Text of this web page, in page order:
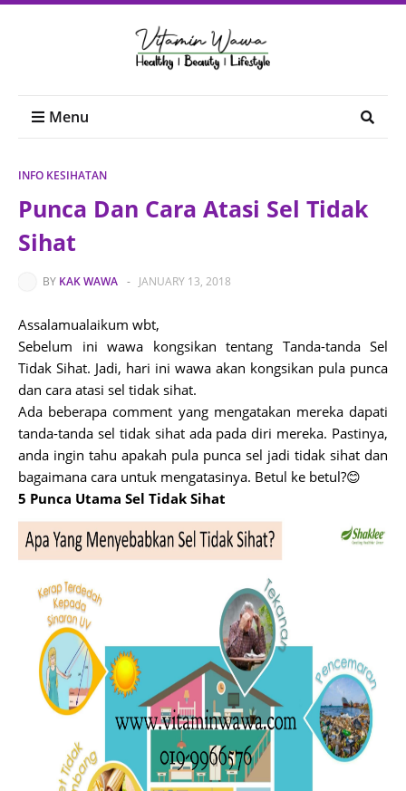
Menu
INFO KESIHATAN
Punca Dan Cara Atasi Sel Tidak
Sihat
BY KAK WAWA - JANUARY 13, 2018
Assalamualaikum wbt,
Sebelum ini wawa kongsikan tentang Tanda-tanda Sel
Tidak Sihat. Jadi, hari ini wawa akan kongsikan pula punca
dan cara atasi sel tidak sihat.
Ada beberapa comment yang mengatakan mereka dapati
tanda-tanda sel tidak sihat ada pada diri mereka. Pastinya,
anda ingin tahu apakah pula punca sel jadi tidak sihat dan
bagaimana cara untuk mengatasinya. Betul ke betul?😊
5 Punca Utama Sel Tidak Sihat